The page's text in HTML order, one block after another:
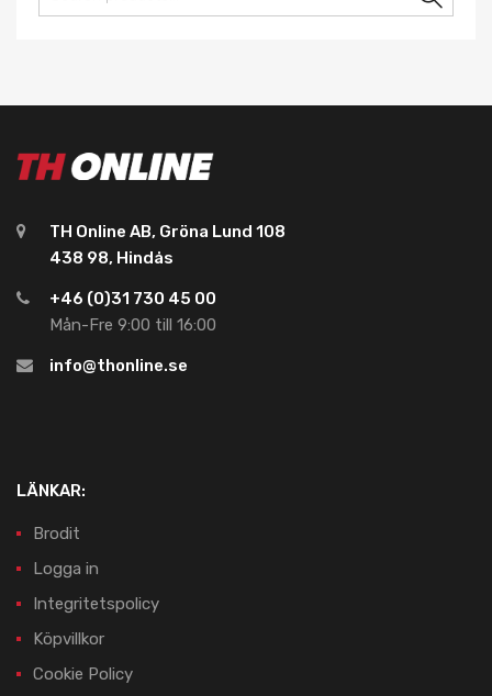
TH Online AB, Gröna Lund 108
438 98, Hindås
+46 (0)31 730 45 00
Mån-Fre 9:00 till 16:00
info@thonline.se
LÄNKAR:
Brodit
Logga in
Integritetspolicy
Köpvillkor
Cookie Policy